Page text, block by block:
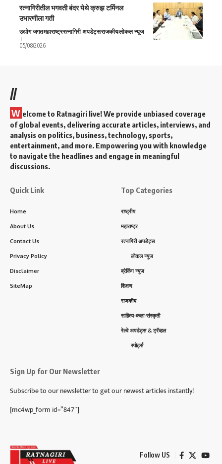
रत्नागिरीतील भगवती बंदर येथे क्रुझ टर्मिनल
उभारणीला गती
उद्योग जगतमहाराष्ट्ररत्नागिरी अपडेट्सराजकीयलोकल न्यूज
05/08/2026
//
W elcome to Ratnagiri live! We provide unbiased coverage
of global events, delivering accurate articles, interviews, and
analysis on politics, business, technology, sports,
entertainment, and more. Empowering you with knowledge
to navigate the headlines and engage in meaningful
discussions.
Quick Link
Home
About Us
Contact Us
Privacy Policy
Disclaimer
SiteMap
Top Categories
राष्ट्रीय
महाराष्ट्र
रत्नागिरी अपडेट्स
लोकल न्यूज
ब्रेकिंग न्यूज
शिक्षण
राजकीय
साहित्य-कला-संस्कृती
रेल्वे अपडेट्स & ट्रॅव्हल
स्पोर्ट्स
Sign Up for Our Newsletter
Subscribe to our newsletter to get our newest articles instantly!
[mc4wp_form id=”847″]
Follow US